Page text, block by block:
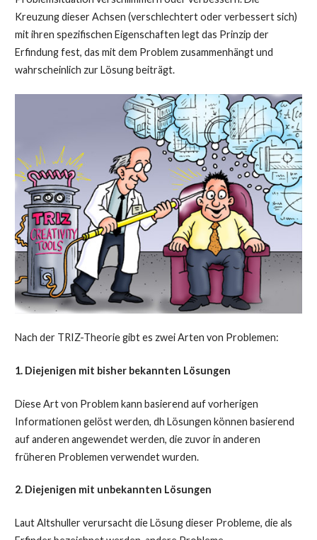
Kreuzung dieser Achsen (verschlechtert oder verbessert sich)
mit ihren spezifischen Eigenschaften legt das Prinzip der
Erfindung fest, das mit dem Problem zusammenhängt und
wahrscheinlich zur Lösung beiträgt.
Nach der TRIZ-Theorie gibt es zwei Arten von Problemen:
1. Diejenigen mit bisher bekannten Lösungen
Diese Art von Problem kann basierend auf vorherigen
Informationen gelöst werden, dh Lösungen können basierend
auf anderen angewendet werden, die zuvor in anderen
früheren Problemen verwendet wurden.
2. Diejenigen mit unbekannten Lösungen
Laut Altshuller verursacht die Lösung dieser Probleme, die als